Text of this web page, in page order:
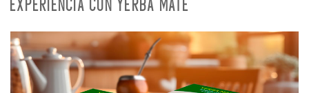
EXPERIENCIA CON YERBA MATE